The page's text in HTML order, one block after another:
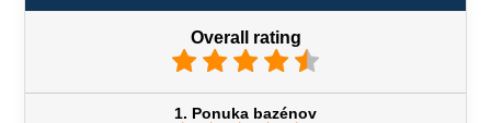
Overall rating
1. Ponuka bazénov